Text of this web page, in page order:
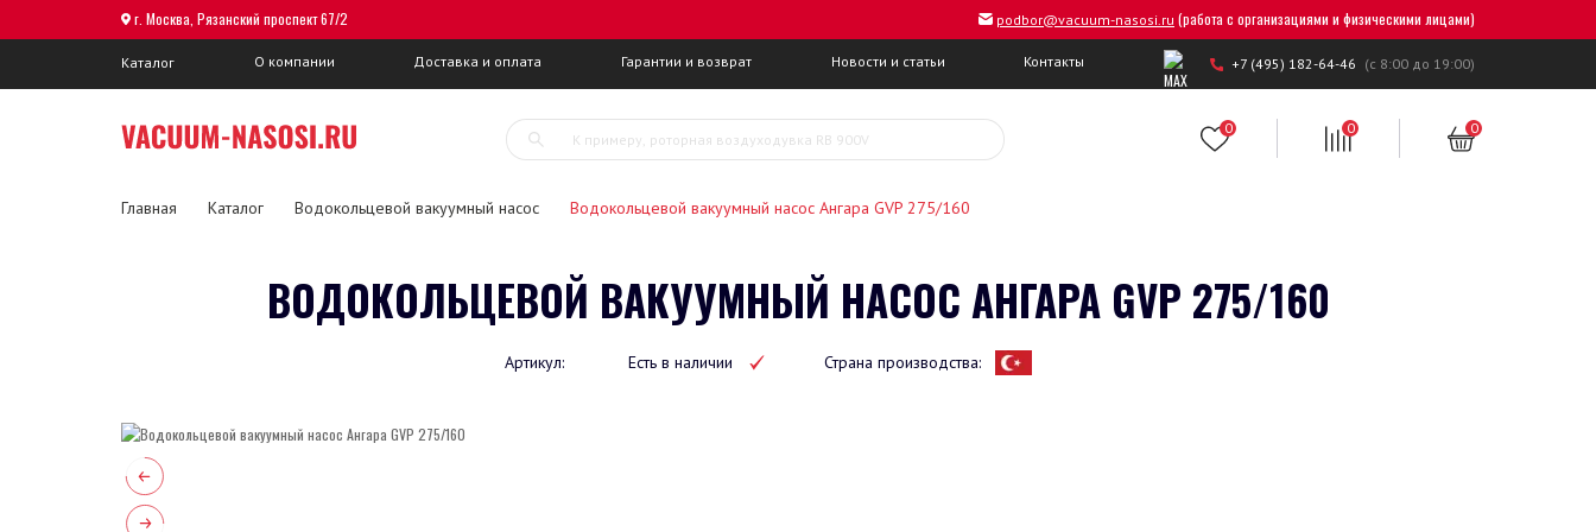
г. Москва, Рязанский проспект 67/2 podbor@vacuum-nasosi.ru (работа с организациями и физическими лицами)
Каталог О компании Доставка и оплата Гарантии и возврат Новости и статьи Контакты +7 (495) 182-64-46 (с 8:00 до 19:00)
0 0 0
Главная Каталог Водокольцевой вакуумный насос Водокольцевой вакуумный насос Ангара GVP 275/160
ВОДОКОЛЬЦЕВОЙ ВАКУУМНЫЙ НАСОС АНГАРА GVP 275/160
Артикул: Есть в наличии Страна производства: